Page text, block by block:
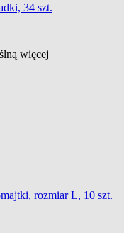
34 szt.
więcej
rozmiar L, 10 szt.